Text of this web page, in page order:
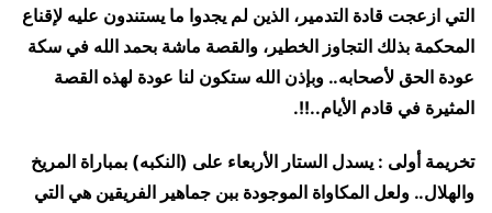
التي ازعجت قادة التدمير، الذين لم يجدوا ما يستندون عليه لإقناع
المحكمة بذلك التجاوز الخطير، والقصة ماشة بحمد الله في سكة
عودة الحق لأصحابه.. وبإذن الله ستكون لنا عودة لهذه القصة
المثيرة في قادم الأيام..!!.
تخريمة أولى : يسدل الستار الأربعاء على (النكبه) بمباراة المريخ
والهلال.. ولعل المكاواة الموجودة ببن جماهير الفريقين هي التي